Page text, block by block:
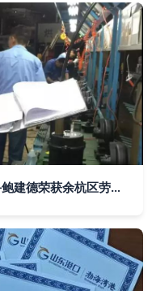
技术铸就匠心，服务赢得赞誉——鲍建德荣获余杭区劳模称号对南方泵业技术推广的启示